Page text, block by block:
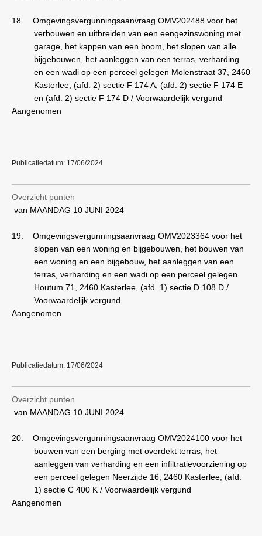
18.
Omgevingsvergunningsaanvraag OMV202488 voor het
verbouwen en uitbreiden van een eengezinswoning met
garage, het kappen van een boom, het slopen van alle
bijgebouwen, het aanleggen van een terras, verharding
en een wadi op een perceel gelegen Molenstraat 37, 2460
Kasterlee, (afd. 2) sectie F 174 A, (afd. 2) sectie F 174 E
en (afd. 2) sectie F 174 D / Voorwaardelijk vergund
Aangenomen
Publicatiedatum: 17/06/2024
Overzicht punten
van MAANDAG 10 JUNI 2024
19.
Omgevingsvergunningsaanvraag OMV2023364 voor het
slopen van een woning en bijgebouwen, het bouwen van
een woning en een bijgebouw, het aanleggen van een
terras, verharding en een wadi op een perceel gelegen
Houtum 71, 2460 Kasterlee, (afd. 1) sectie D 108 D /
Voorwaardelijk vergund
Aangenomen
Publicatiedatum: 17/06/2024
Overzicht punten
van MAANDAG 10 JUNI 2024
20.
Omgevingsvergunningsaanvraag OMV2024100 voor het
bouwen van een berging met overdekt terras, het
aanleggen van verharding en een infiltratievoorziening op
een perceel gelegen Neerzijde 16, 2460 Kasterlee, (afd.
1) sectie C 400 K / Voorwaardelijk vergund
Aangenomen